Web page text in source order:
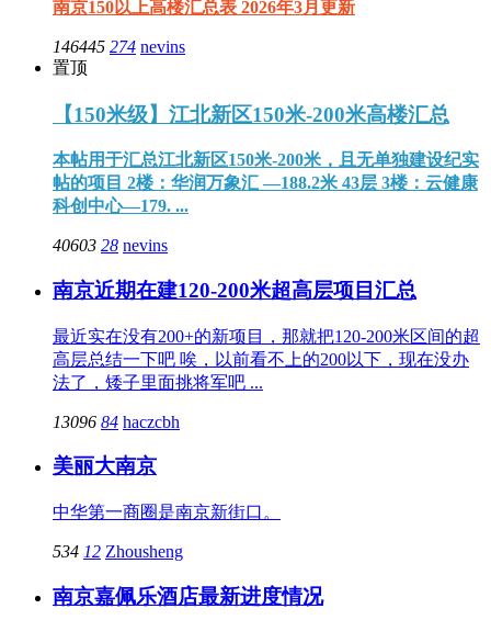
南京150以上高楼汇总表 2026年3月更新
146445 274 nevins
置顶
【150米级】江北新区150米-200米高楼汇总
本帖用于汇总江北新区150米-200米，且无单独建设纪实
帖的项目 2楼：华润万象汇 —188.2米 43层 3楼：云健康
科创中心—179. ...
40603 28 nevins
南京近期在建120-200米超高层项目汇总
最近实在没有200+的新项目，那就把120-200米区间的超
高层总结一下吧 唉，以前看不上的200以下，现在没办
法了，矮子里面挑将军吧 ...
13096 84 haczcbh
美丽大南京
中华第一商圈是南京新街口。
534 12 Zhousheng
南京嘉佩乐酒店最新进度情况